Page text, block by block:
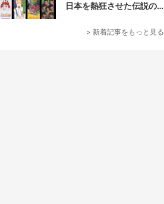
日本を熱狂させた伝説の
> 新着記事をもっと見る